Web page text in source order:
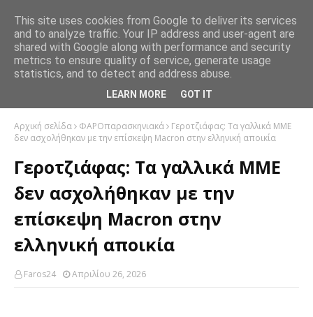
Αρχική σελίδα ΦΑΡΟπαρασκηνιακά
Γεροτζιάφας: Τα γαλλικά ΜΜΕ
δεν ασχολήθηκαν με την επίσκεψη Macron στην ελληνική αποικία
Γεροτζιάφας: Τα γαλλικά ΜΜΕ
δεν ασχολήθηκαν με την
επίσκεψη Macron στην
ελληνική αποικία
Faros24 Απριλίου 26, 2026
This site uses cookies from Google to deliver its services
and to analyze traffic. Your IP address and user-agent are
shared with Google along with performance and security
metrics to ensure quality of service, generate usage
statistics, and to detect and address abuse.
LEARN MORE GOT IT